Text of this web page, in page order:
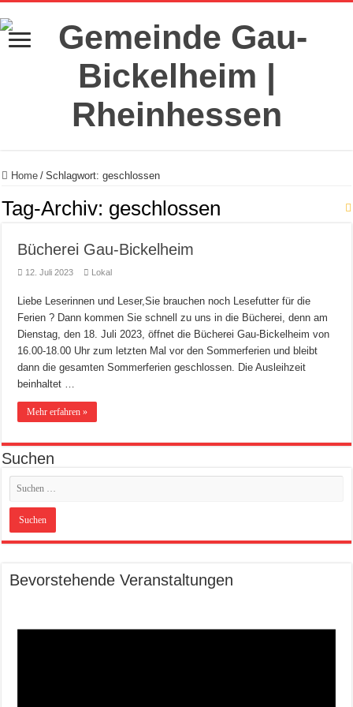
Home / Schlagwort:geschlossen
Tag-Archiv: geschlossen
Bücherei Gau-Bickelheim
12. Juli 2023 Lokal
Liebe Leserinnen und Leser,Sie brauchen noch Lesefutter für die
Ferien ? Dann kommen Sie schnell zu uns in die Bücherei, denn am
Dienstag, den 18. Juli 2023, öffnet die Bücherei Gau-Bickelheim von
16.00-18.00 Uhr zum letzten Mal vor den Sommerferien und bleibt
dann die gesamten Sommerferien geschlossen. Die Ausleihzeit
beinhaltet …
Mehr erfahren »
Suchen
Bevorstehende Veranstaltungen